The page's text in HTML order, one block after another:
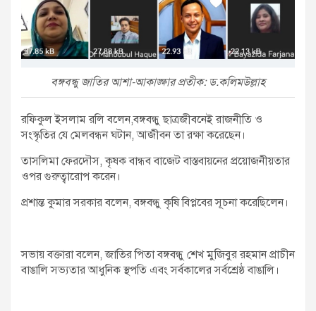
বঙ্গবন্ধু জাতির আশা-আকাঙ্ক্ষার প্রতীক: ড.কলিমউল্লাহ
রফিকুল ইসলাম রলি বলেন,বঙ্গবন্ধু ছাত্রজীবনেই রাজনীতি ও
সংস্কৃতির যে মেলবন্ধন ঘটান, আজীবন তা রক্ষা করেছেন।
তাসলিমা ফেরদৌস, কৃষক বান্ধব বাজেট বাস্তবায়নের প্রয়োজনীয়তার
ওপর গুরুত্বারোপ করেন।
প্রশান্ত কুমার সরকার বলেন, বঙ্গবন্ধু কৃষি বিপ্লবের সূচনা করেছিলেন।
সভায় বক্তারা বলেন, জাতির পিতা বঙ্গবন্ধু শেখ মুজিবুর রহমান প্রাচীন
বাঙালি সভ্যতার আধুনিক স্থপতি এবং সর্বকালের সর্বশ্রেষ্ঠ বাঙালি।